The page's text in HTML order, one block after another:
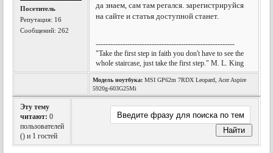
Посетитель
Репутация: 16
Сообщений: 262
да знаем, сам там регался. зарегистрируйся
на сайте и статья доступной станет.
---------------------------------------------------------
"Take the first step in faith you don't have to see the
whole staircase, just take the first step." M. L. King
Модель ноутбука: MSI GP62m 7RDX Leopard, Acer Aspire
5920g-603G25Mi
Эту тему
читают: 0
пользователей
() и 1 гостей